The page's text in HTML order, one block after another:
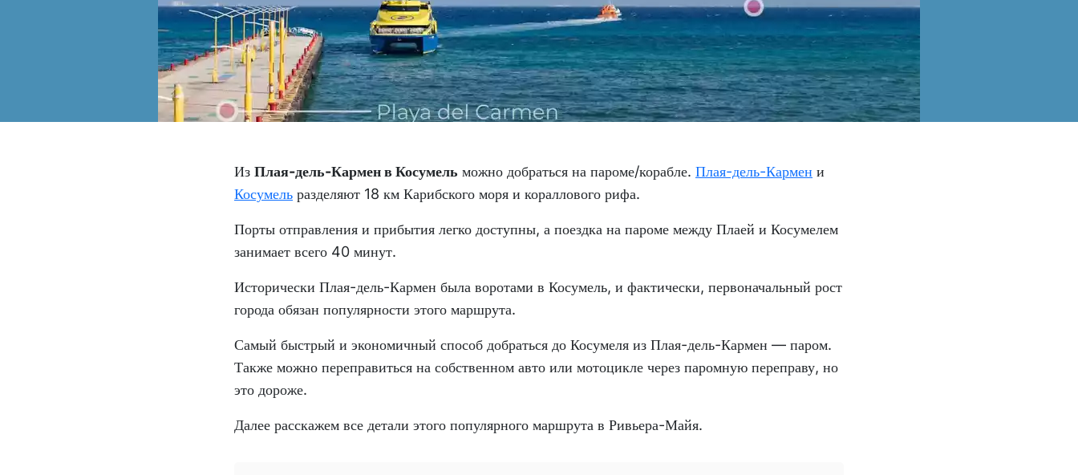
Из Плая-дель-Кармен в Косумель можно добраться на пароме/корабле. Плая-дель-Кармен и
Косумель разделяют 18 км Карибского моря и кораллового рифа.
Порты отправления и прибытия легко доступны, а поездка на пароме между Плаей и Косумелем
занимает всего 40 минут.
Исторически Плая-дель-Кармен была воротами в Косумель, и фактически, первоначальный рост
города обязан популярности этого маршрута.
Самый быстрый и экономичный способ добраться до Косумеля из Плая-дель-Кармен — паром.
Также можно переправиться на собственном авто или мотоцикле через паромную переправу, но
это дороже.
Далее расскажем все детали этого популярного маршрута в Ривьера-Майя.